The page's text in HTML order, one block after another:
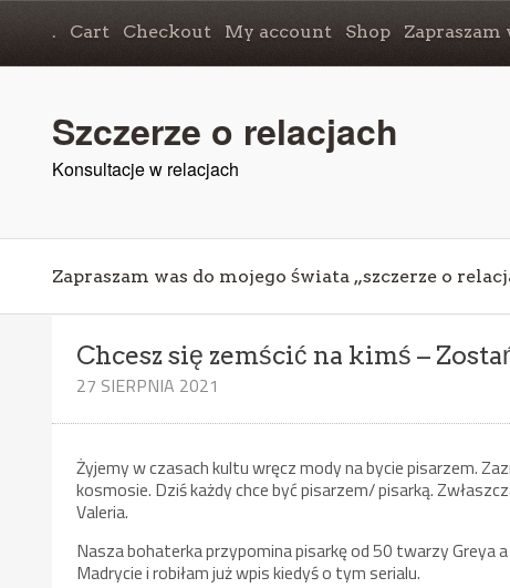
. Cart Checkout My account Shop Zapraszam
Szczerze o relacjach
Konsultacje w relacjach
Zapraszam was do mojego świata „szczerze o
Chcesz się zemścić na kimś –
27 SIERPNIA 2021
Żyjemy w czasach kultu wręcz mody na bycie pisarzem.
kosmosie. Dziś każdy chce być pisarzem/ pisarką.
Valeria.
Nasza bohaterka przypomina pisarkę od 50 twarzy Greya
Madrycie i robiłam już wpis kiedyś o tym serialu.